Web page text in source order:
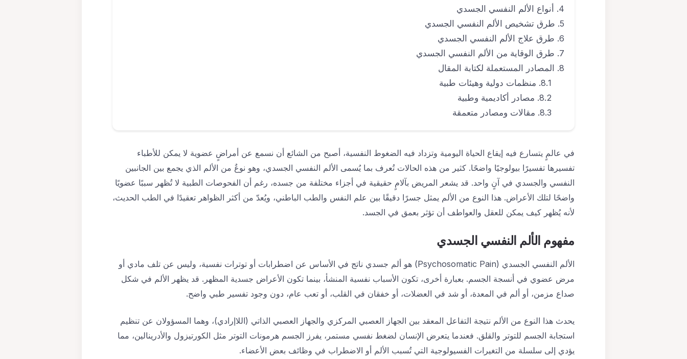
أنواع الألم النفسي الجسدي
طرق تشخيص الألم النفسي الجسدي
طرق علاج الألم النفسي الجسدي
طرق الوقاية من الألم النفسي الجسدي
المصادر المستعملة لكتابة المقال
منظمات دولية وهيئات طبية
مصادر أكاديمية وطبية
مقالات ومصادر متعمقة
في عالمٍ يتسارع فيه إيقاع الحياة اليومية وتزداد فيه الضغوط النفسية، أصبح من الشائع أن نسمع عن أمراضٍ عضوية لا يمكن للأطباء
تفسيرها تفسيرًا بيولوجيًا واضحًا. كثير من هذه الحالات تُعرف بما يُسمى الألم النفسي الجسدي، وهو نوعٌ من الألم الذي يجمع بين الجانبين
النفسي والجسدي في آنٍ واحد. قد يشعر المريض بآلامٍ حقيقية في أجزاء مختلفة من جسده، رغم أن الفحوصات الطبية لا تُظهر سببًا عضويًا
واضحًا لتلك الأعراض. هذا النوع من الألم يمثل جسرًا دقيقًا بين علم النفس والطب الباطني، ويُعدّ من أكثر الظواهر تعقيدًا في الطب الحديث،
لأنه يُظهر كيف يمكن للعقل والعواطف أن تؤثر بعمق في الجسد.
مفهوم الألم النفسي الجسدي
الألم النفسي الجسدي (Psychosomatic Pain) هو ألم جسدي ناتج في الأساس عن اضطرابات أو توترات نفسية، وليس عن تلف مادي أو
مرض عضوي في أنسجة الجسم. بعبارة أخرى، تكون الأسباب نفسية المنشأ، بينما تكون الأعراض جسدية المظهر. قد يظهر الألم في شكل
صداع مزمن، أو ألم في المعدة، أو شد في العضلات، أو خفقان في القلب، أو تعب عام، دون وجود تفسير طبي واضح.
يحدث هذا النوع من الألم نتيجة التفاعل المعقد بين الجهاز العصبي المركزي والجهاز العصبي الذاتي (اللاإرادي)، وهما المسؤولان عن تنظيم
استجابة الجسم للتوتر والقلق. فعندما يتعرض الإنسان لضغط نفسي مستمر، يفرز الجسم هرمونات التوتر مثل الكورتيزول والأدرينالين، مما
يؤدي إلى سلسلة من التغيرات الفسيولوجية التي تُسبب الألم أو الاضطراب في وظائف بعض الأعضاء.